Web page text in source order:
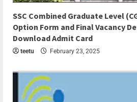
SSC Combined Graduate Level
Option Form and Final Vacancy
Download Admit Card
teetu February 23, 2025